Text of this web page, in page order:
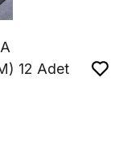
12 Adet